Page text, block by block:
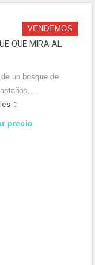
VENDEMOS
QUE MIRA AL
un bosque de
precio